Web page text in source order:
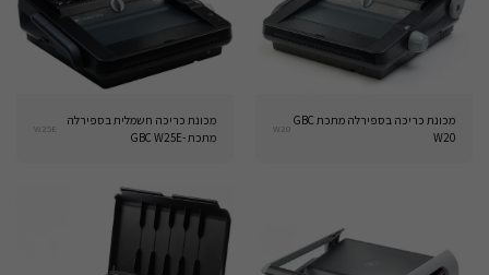
מכונת כריכה בספירלה מתכת GBC
W20
W20
מכונת כריכה חשמלית בספירלה
מתכת -GBC W25E
W25E